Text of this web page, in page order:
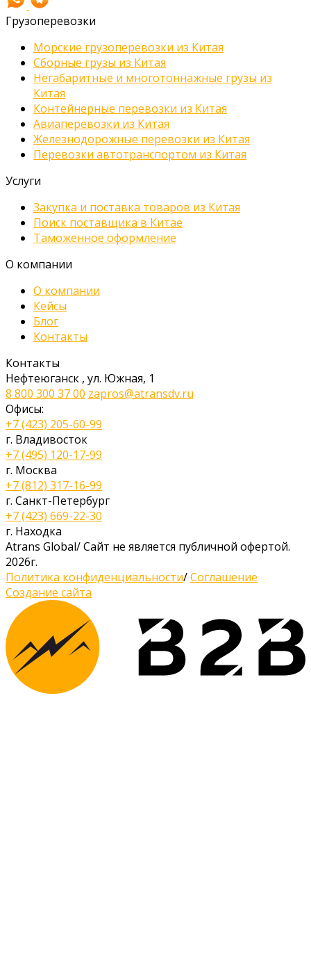
Грузоперевозки
Морские грузоперевозки из Китая
Сборные грузы из Китая
Негабаритные и многотоннажные грузы из
Китая
Контейнерные перевозки из Китая
Авиаперевозки из Китая
Железнодорожные перевозки из Китая
Перевозки автотранспортом из Китая
Услуги
Закупка и поставка товаров из Китая
Поиск поставщика в Китае
Таможенное оформление
О компании
О компании
Кейсы
Блог
Контакты
Контакты
Нефтеюганск , ул. Южная, 1
8 800 300 37 00 zapros@atransdv.ru
Офисы:
+7 (423) 205-60-99
г. Владивосток
+7 (495) 120-17-99
г. Москва
+7 (812) 317-16-99
г. Санкт-Петербург
+7 (423) 669-22-30
г. Находка
Atrans Global/Сайт не является публичной офертой.
2026г.
Политика конфиденциальности/Соглашение
Создание сайта